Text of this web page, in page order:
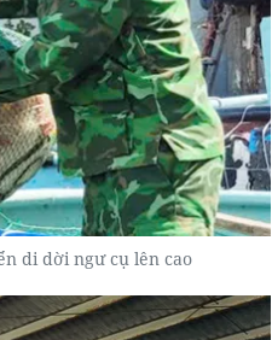
di dời ngư cụ lên cao